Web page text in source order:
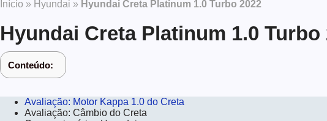
Início » Hyundai » Hyundai Creta Platinum 1.0 Turbo 2022
Hyundai Creta Platinum 1.0 Turbo
Conteúdo:
Avaliação: Motor Kappa 1.0 do Creta
Avaliação: Câmbio do Creta